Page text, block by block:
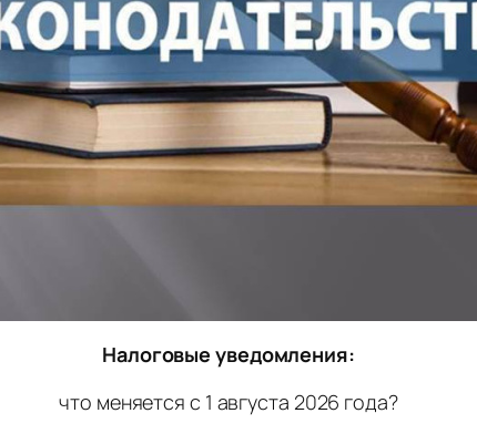
Налоговые уведомления:
что меняется с 1 августа 2026 года?